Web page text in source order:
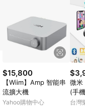
寸規格)，皆會計
覽器進行交易（若
同物流或付款方
用折價券折抵，
皮會將LINE的導
天內未透過其他
下訂的首筆訂單
訂單。 13. 若同
導購，將可能導
請留意。 14. 請
點數回饋資格：
$15,800
【Wiim】Amp 智能串
流擴大機
Yahoo購物中心
微米
(手
台灣